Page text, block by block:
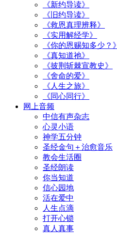
《新约导读》
《旧约导读》
《救恩真理辨释》
《实用解经学》
《你的恩赐知多少？》
《真知道祂》
《披荆斩棘宣教史》
《舍命的爱》
《人生之旅》
《同心同行》
网上音频
中信有声杂志
心灵小语
神学五分钟
圣经金句＋治愈音乐
教会生活圈
圣经朗读
你当知道
信心园地
活在爱中
人生点滴
打开心锁
真人真事